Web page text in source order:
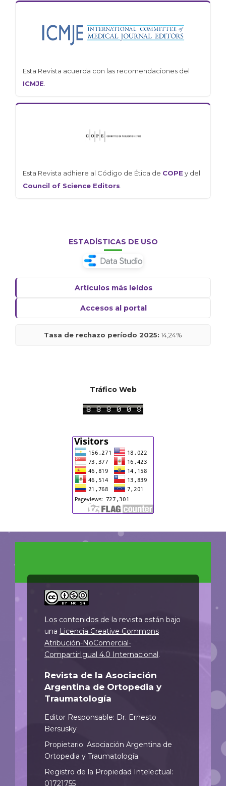
Esta Revista acuerda con las recomendaciones del
ICMJE
Esta Revista adhiere al Código de Ética de COPE y del
Council of Science Editors
ESTADÍSTICAS DE USO
Artículos más leídos
Accesos al portal
Tasa de rechazo período 2025: 14,24%
Tráfico Web
Los contenidos de la revista están bajo
una Licencia Creative Commons
Atribución-NoComercial-
CompartirIgual 4.0 Internacional.
Revista de la Asociación
Argentina de Ortopedia y
Traumatología
Editor Responsable: Dr. Ernesto
Bersusky
Propietario: Asociación Argentina de
Ortopedia y Traumatología.
Registro de la Propiedad Intelectual:
01721755